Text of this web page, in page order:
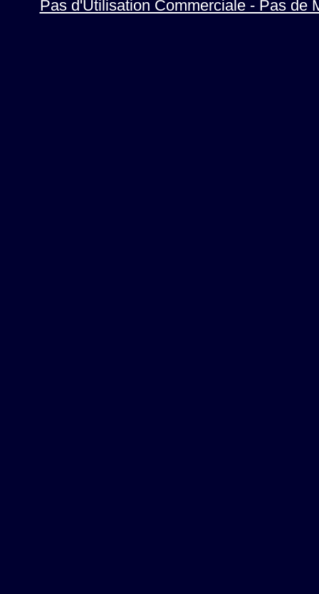
Pas d'Utilisation Commerciale - Pas de